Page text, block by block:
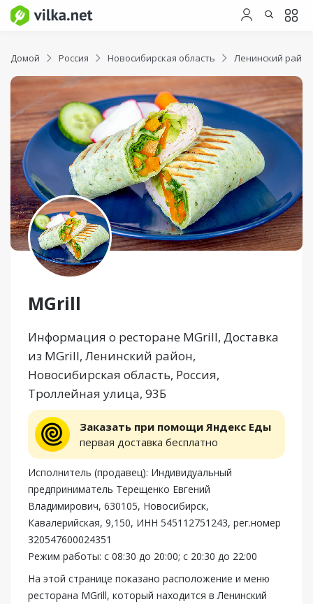
Домой Россия Новосибирская область Ленинский район
MGrill
Информация о ресторане MGrill, Доставка
из MGrill, Ленинский район,
Новосибирская область, Россия,
Троллейная улица, 93Б
Заказать при помощи Яндекс Еды
первая доставка бесплатно
Исполнитель (продавец): Индивидуальный
предприниматель Терещенко Евгений
Владимирович, 630105, Новосибирск,
Кавалерийская, 9,150, ИНН 545112751243, рег.номер
320547600024351
Режим работы: с 08:30 до 20:00; с 20:30 до 22:00
На этой странице показано расположение и меню
ресторана MGrill, который находится в Ленинский